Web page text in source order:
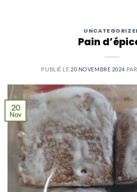
Pain
PUBLIÉ LE 20 NOVEMBRE 2024 PAR
20
Nov